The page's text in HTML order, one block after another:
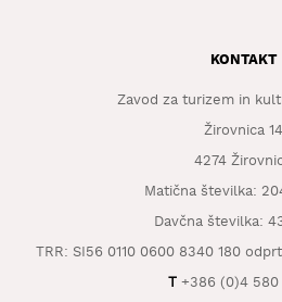
KONTAKT
Zavod za turizem in
Žirovnica 14
4274
Matična številka:
Davčna številka:
TRR: SI56 0110 0600 8340 180
T+386 (0)4 580